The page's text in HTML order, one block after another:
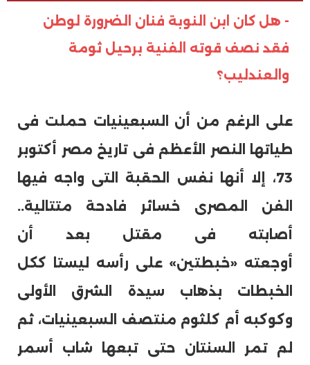
- هل كان ابن النوبة فنان الضرورة لوطن
فقد نصف قوته الفنية برحيل ثومة
والعندليب؟
على الرغم من أن السبعينيات حملت فى
طياتها النصر الأعظم فى تاريخ مصر أكتوبر
73، إلا أنها نفس الحقبة التى واجه فيها
الفن المصرى خسائر فادحة متتالية..
أصابته فى مقتل بعد أن
أوجعته «خبطتين» على رأسه ليستا ككل
الخبطات بذهاب سيدة الشرق الأولى
وكوكبه أم كلثوم منتصف السبعينيات، ثم
لم تمر السنتان حتى تبعها شاب أسمر